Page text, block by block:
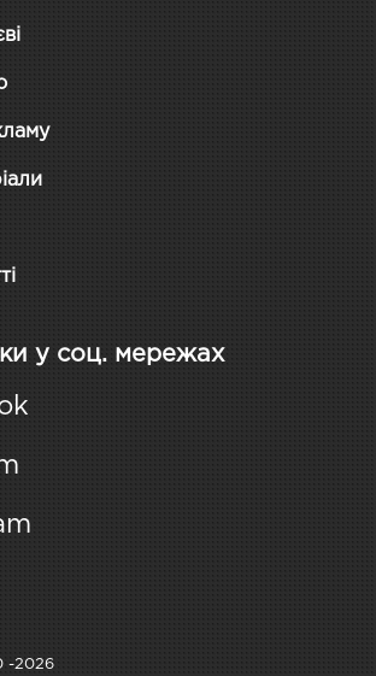
у соц. мережах
-2026